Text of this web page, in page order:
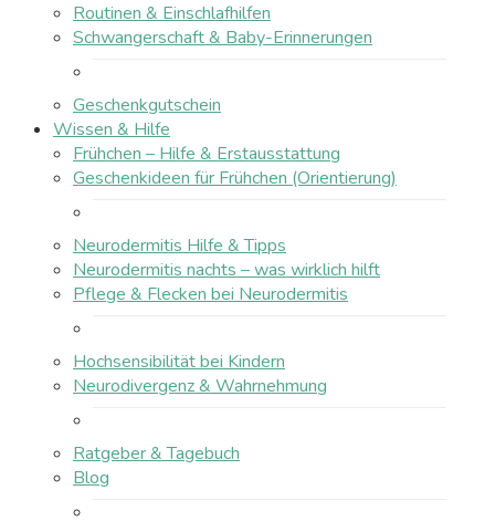
Routinen & Einschlafhilfen
Schwangerschaft & Baby-Erinnerungen
Geschenkgutschein
Wissen & Hilfe
Frühchen – Hilfe & Erstausstattung
Geschenkideen für Frühchen (Orientierung)
Neurodermitis Hilfe & Tipps
Neurodermitis nachts – was wirklich hilft
Pflege & Flecken bei Neurodermitis
Hochsensibilität bei Kindern
Neurodivergenz & Wahrnehmung
Ratgeber & Tagebuch
Blog